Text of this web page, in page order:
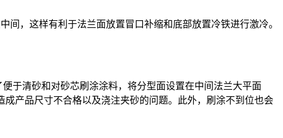
，这样有利于法兰面放置冒口补缩和底部放置冷铁进行激冷。
于清砂和对砂芯刷涂涂料，将分型面设置在中间法兰大平面
产品尺寸不合格以及浇注夹砂的问题。此外，刷涂不到位也会